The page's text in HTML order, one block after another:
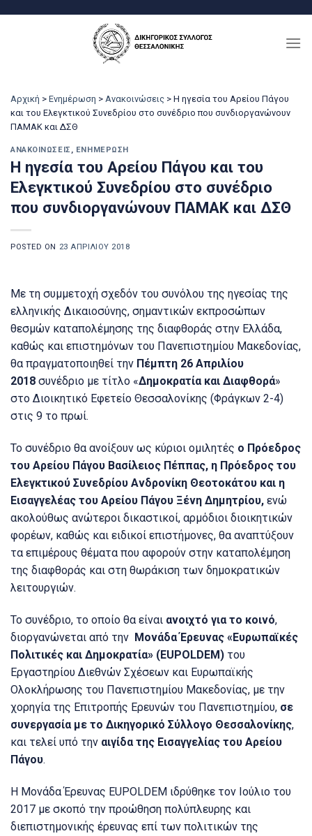
Αρχική > Ενημέρωση > Ανακοινώσεις > Η ηγεσία του Αρείου Πάγου
και του Ελεγκτικού Συνεδρίου στο συνέδριο που συνδιοργανώνουν
ΠΑΜΑΚ και ΔΣΘ
ΑΝΑΚΟΙΝΏΣΕΙΣ , ΕΝΗΜΈΡΩΣΗ
Η ηγεσία του Αρείου Πάγου και του
Ελεγκτικού Συνεδρίου στο συνέδριο
που συνδιοργανώνουν ΠΑΜΑΚ και ΔΣΘ
POSTED ON 23 ΑΠΡΙΛΊΟΥ 2018
Με τη συμμετοχή σχεδόν του συνόλου της ηγεσίας της
ελληνικής Δικαιοσύνης, σημαντικών εκπροσώπων
θεσμών καταπολέμησης της διαφθοράς στην Ελλάδα,
καθώς και επιστημόνων του Πανεπιστημίου Μακεδονίας,
θα πραγματοποιηθεί την Πέμπτη 26 Απριλίου
2018 συνέδριο με τίτλο «Δημοκρατία και Διαφθορά»
στο Διοικητικό Εφετείο Θεσσαλονίκης (Φράγκων 2-4)
στις 9 το πρωί.
Το συνέδριο θα ανοίξουν ως κύριοι ομιλητές ο Πρόεδρος
του Αρείου Πάγου Βασίλειος Πέππας, η Πρόεδρος του
Ελεγκτικού Συνεδρίου Ανδρονίκη Θεοτοκάτου και η
Εισαγγελέας του Αρείου Πάγου Ξένη Δημητρίου, ενώ
ακολούθως ανώτεροι δικαστικοί, αρμόδιοι διοικητικών
φορέων, καθώς και ειδικοί επιστήμονες, θα αναπτύξουν
τα επιμέρους θέματα που αφορούν στην καταπολέμηση
της διαφθοράς και στη θωράκιση των δημοκρατικών
λειτουργιών.
Το συνέδριο, το οποίο θα είναι ανοιχτό για το κοινό,
διοργανώνεται από την Μονάδα Έρευνας «Ευρωπαϊκές
Πολιτικές και Δημοκρατία» (EUPOLDEM) του
Εργαστηρίου Διεθνών Σχέσεων και Ευρωπαϊκής
Ολοκλήρωσης του Πανεπιστημίου Μακεδονίας, με την
χορηγία της Επιτροπής Ερευνών του Πανεπιστημίου, σε
συνεργασία με το Δικηγορικό Σύλλογο Θεσσαλονίκης,
και τελεί υπό την αιγίδα της Εισαγγελίας του Αρείου
Πάγου.
Η Μονάδα Έρευνας EUPOLDEM ιδρύθηκε τον Ιούλιο του
2017 με σκοπό την προώθηση πολύπλευρης και
διεπιστημονικής έρευνας επί των πολιτικών της